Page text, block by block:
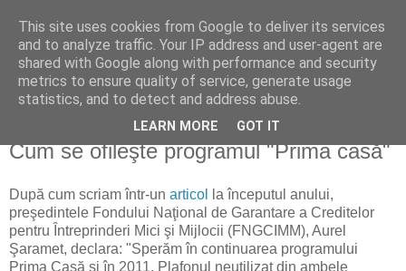
Reflecţii economice
blog de reflecţii, informaţii şi opinii economice
sâmbătă, 15 ianuarie 2011
Cum se ofileşte programul "Prima casă"
După cum scriam într-un articol
la începutul anului,
preşedintele Fondului Naţional de Garantare a Creditelor
pentru Întreprinderi Mici şi Mijlocii (FNGCIMM), Aurel
Şaramet, declara: "Sperăm în continuarea programului
Prima Casă şi în 2011. Plafonul neutilizat din ambele
This site uses cookies from Google to deliver its services
and to analyze traffic. Your IP address and user-agent are
shared with Google along with performance and security
metrics to ensure quality of service, generate usage
statistics, and to detect and address abuse.
LEARN MORE GOT IT